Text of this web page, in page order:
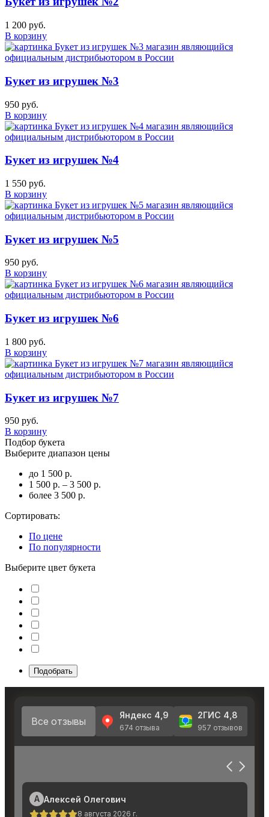
1 200 руб.
В корзину
Букет из игрушек №3
950 руб.
В корзину
Букет из игрушек №4
1 550 руб.
В корзину
Букет из игрушек №5
950 руб.
В корзину
Букет из игрушек №6
1 800 руб.
В корзину
Букет из игрушек №7
950 руб.
В корзину
Подбор букета
Выберите диапазон цены
до 1 500 р.
1 500 р. – 3 500 р.
более 3 500 р.
Сортировать:
По цене
По популярности
Выберите цвет букета
Подобрать